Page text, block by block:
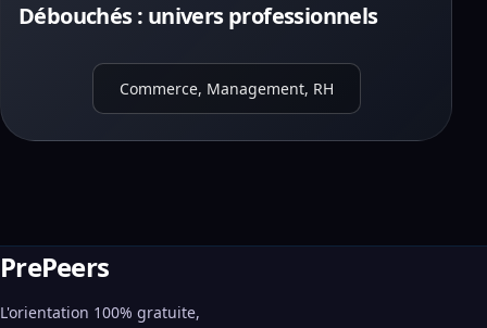
Débouchés : univers professionnels
Commerce, Management, RH
PrePeers
L'orientation 100% gratuite,